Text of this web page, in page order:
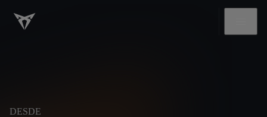
DESDE